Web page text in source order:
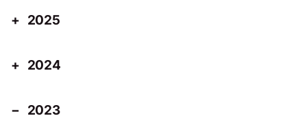
2025
2024
2023